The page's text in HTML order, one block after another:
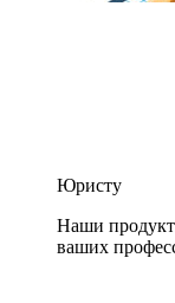
Юристу
Наши
ваших